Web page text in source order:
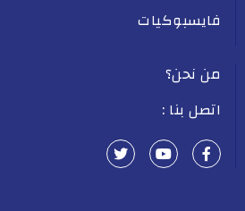
فايسبوكيات
من نحن؟
اتصل بنا :